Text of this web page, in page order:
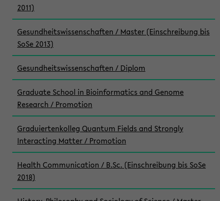
2011)
Gesundheitswissenschaften / Master (Einschreibung bis
SoSe 2013)
Gesundheitswissenschaften / Diplom
Graduate School in Bioinformatics and Genome
Research / Promotion
Graduiertenkolleg Quantum Fields and Strongly
Interacting Matter / Promotion
Health Communication / B.Sc. (Einschreibung bis SoSe
2018)